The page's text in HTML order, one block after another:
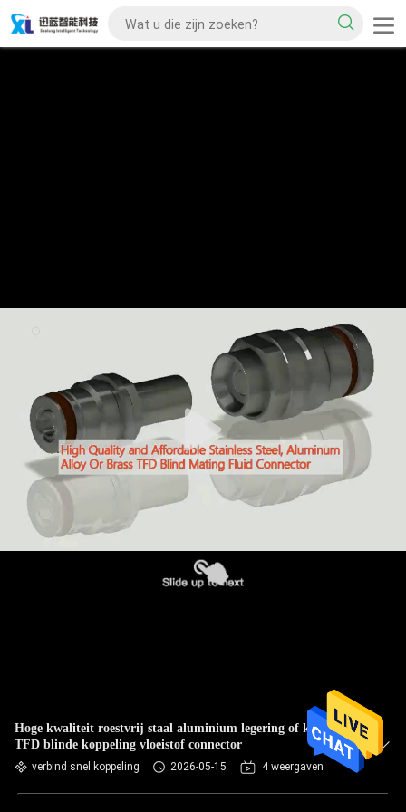
Hoge kwaliteit roestvrij staal aluminium legering of koper
TFD blinde koppeling vloeistof connector
verbind snel koppeling 2026-05-15 4 weergaven